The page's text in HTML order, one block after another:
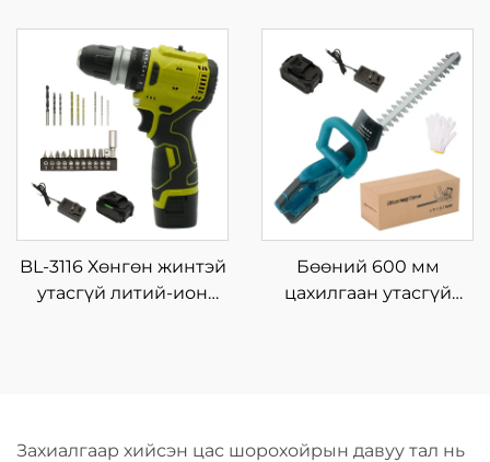
хутга, олон үйлдэлт
далавчтай хавтан,
хэмнэлттэй утасгүй
олон зориулалтын
хэрэгсэл
багц, олон үйлдэлтэй,
цэнэглэх боломжтой
цахилгаан түлхүүр,
хувьсах хурдтай, дахин
ашиглах зориулалтын
хэрэгсэл
BL-3116 Хөнгөн жинтэй
утасгүй литий-ион
Бөөний 600 мм
цахилгаан утасгүй
хэрэгсэл
Захиалгаар хийсэн цас шорохойрын давуу тал нь